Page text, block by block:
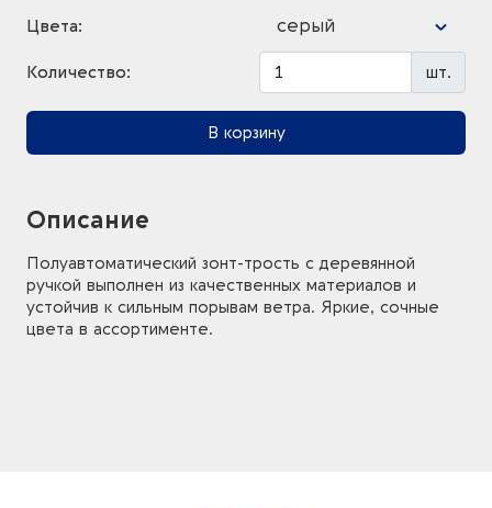
Цвета: серый
Количество: шт.
В корзину
Описание
Полуавтоматический зонт-трость с деревянной
ручкой выполнен из качественных материалов и
устойчив к сильным порывам ветра. Яркие, сочные
цвета в ассортименте.